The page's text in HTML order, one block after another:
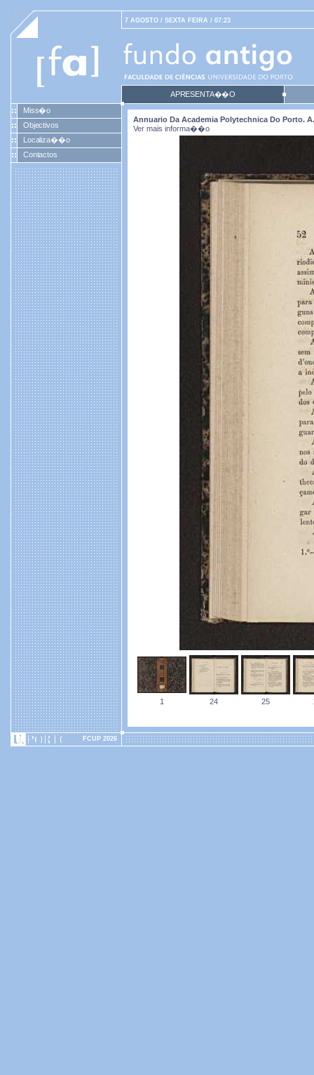
7 AGOSTO / SEXTA FEIRA / 07:23
APRESENTA��O
Miss�o
Objectivos
Localiza��o
Contactos
Annuario Da Academia Polytechnica Do Porto. A.
Ver mais informa��o
1 24 25
FCUP 2026